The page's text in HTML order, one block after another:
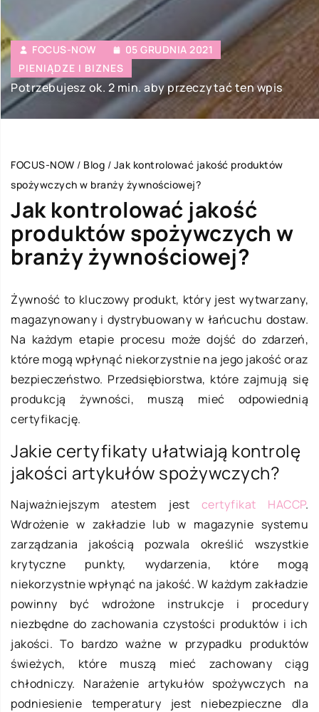
FOCUS-NOW
05 GRUDNIA 2021
PIENIĄDZE I BIZNES
Potrzebujesz ok. 2 min. aby przeczytać ten wpis
FOCUS-NOW / Blog / Jak kontrolować jakość produktów
spożywczych w branży żywnościowej?
Jak kontrolować jakość
produktów spożywczych w
branży żywnościowej?
Żywność to kluczowy produkt, który jest wytwarzany,
magazynowany i dystrybuowany w łańcuchu dostaw.
Na każdym etapie procesu może dojść do zdarzeń,
które mogą wpłynąć niekorzystnie na jego jakość oraz
bezpieczeństwo. Przedsiębiorstwa, które zajmują się
produkcją żywności, muszą mieć odpowiednią
certyfikację.
Jakie certyfikaty ułatwiają kontrolę
jakości artykułów spożywczych?
Najważniejszym atestem jest certyfikat HACCP.
Wdrożenie w zakładzie lub w magazynie systemu
zarządzania jakością pozwala określić wszystkie
krytyczne punkty, wydarzenia, które mogą
niekorzystnie wpłynąć na jakość. W każdym zakładzie
powinny być wdrożone instrukcje i procedury
niezbędne do zachowania czystości produktów i ich
jakości. To bardzo ważne w przypadku produktów
świeżych, które muszą mieć zachowany ciąg
chłodniczy. Narażenie artykułów spożywczych na
podniesienie temperatury jest niebezpieczne dla